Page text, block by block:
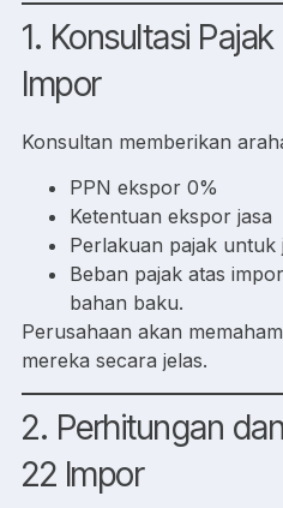
1. Konsultasi
Impor
Konsultan memberikan
PPN ekspor 0%
Ketentuan ekspor jasa
Perlakuan pajak
Beban pajak atas
bahan baku.
Perusahaan akan
mereka secara jelas.
2. Perhitungan
22 Impor